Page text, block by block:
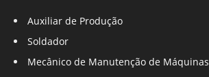
Auxiliar de Produção
Soldador
Mecânico de Manutenção de Máquinas